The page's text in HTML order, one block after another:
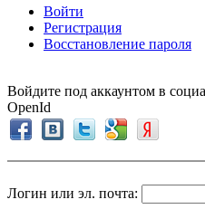
Войти
Регистрация
Восстановление пароля
Войдите под аккаунтом в
OpenId
Логин или эл. почта: